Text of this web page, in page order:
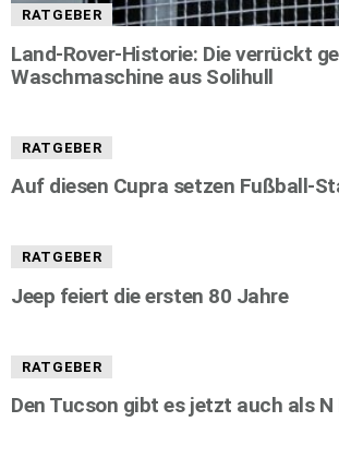
RATGEBER
Land-Rover-Historie: Die verrückt
Waschmaschine aus Solihull
RATGEBER
Auf diesen Cupra setzen Fußball-
RATGEBER
Jeep feiert die ersten 80 Jahre
RATGEBER
Den Tucson gibt es jetzt auch als N